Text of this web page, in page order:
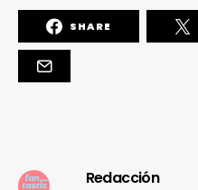
SHARE
Redacción